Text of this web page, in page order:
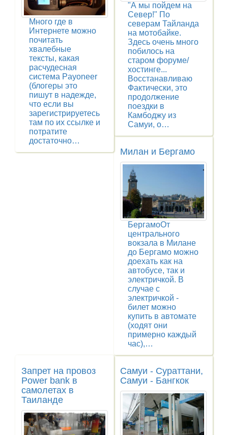
Много где в
Интернете можно
почитать
хвалебные
тексты, какая
расчудесная
система Payoneer
(блогеры это
пишут в надежде,
что если вы
зарегистрируетесь
там по их ссылке и
потратите
достаточно…
"А мы пойдем на
Север!" По
северам Тайланда
на мотобайке.
Здесь очень много
побилось на
старом форуме/
хостинге...
Восстанавливаю
Фактически, это
продолжение
поездки в
Камбоджу из
Самуи, о…
Милан и Бергамо
БергамоОт
центрального
вокзала в Милане
до Бергамо можно
доехать как на
автобусе, так и
электричкой. В
случае с
электричкой -
билет можно
купить в автомате
(ходят они
примерно каждый
час),…
Запрет на провоз
Power bank в
самолетах в
Таиланде
Самуи - Сураттани,
Самуи - Бангкок